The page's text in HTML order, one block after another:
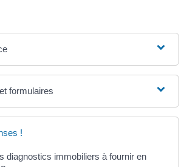
formulaires
!
diagnostics immobiliers à fournir en